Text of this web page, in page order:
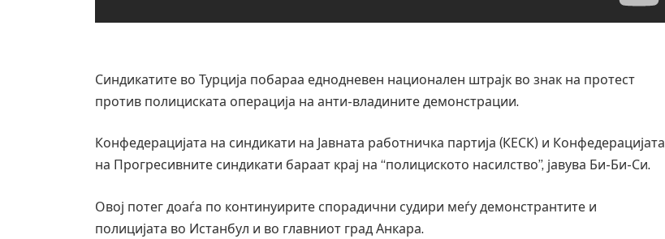
Синдикатите во Турција побараа еднодневен национален штрајк во знак на протест
против полициската операција на анти-владините демонстрации.
Конфедерацијата на синдикати на Јавната работничка партија (КЕСК) и Конфедерацијата
на Прогресивните синдикати бараат крај на “полициското насилство”, јавува Би-Би-Си.
Овој потег доаѓа по континуирите спорадични судири меѓу демонстрантите и
полицијата во Истанбул и во главниот град Анкара.